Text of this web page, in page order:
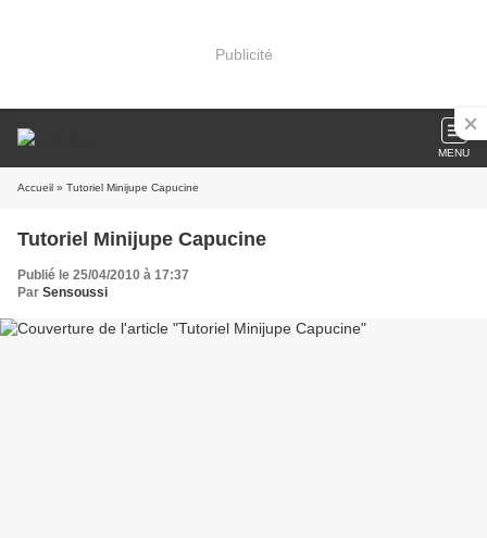
Publicité
MENU
Accueil » Tutoriel Minijupe Capucine
Tutoriel Minijupe Capucine
Publié le 25/04/2010 à 17:37
Par Sensoussi